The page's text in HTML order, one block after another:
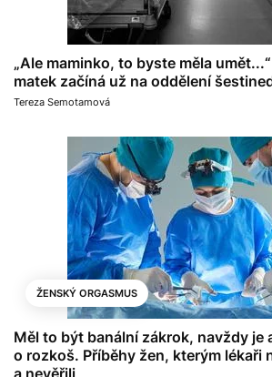
„Ale maminko, to byste měla
matek začíná už na oddělení
Tereza Semotamová
ŽENSKÝ ORGASMUS
Měl to být banální zákrok, navždy je
o rozkoš. Příběhy žen, kterým lékaři
a nevěřili